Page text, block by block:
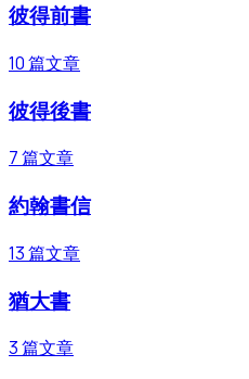
彼得前書
10篇文章
彼得後書
7篇文章
約翰書信
13篇文章
猶大書
3篇文章